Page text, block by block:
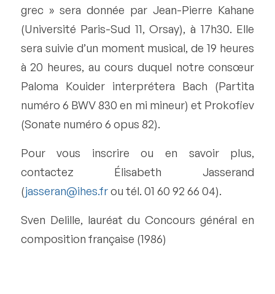
grec » sera donnée par Jean-Pierre Kahane
(Université Paris-Sud 11, Orsay), à 17h30. Elle
sera suivie d’un moment musical, de 19 heures
à 20 heures, au cours duquel notre consœur
Paloma Kouider interprétera Bach (Partita
numéro 6 BWV 830 en mi mineur) et Prokofiev
(Sonate numéro 6 opus 82).
Pour vous inscrire ou en savoir plus,
contactez Élisabeth Jasserand
(jasseran@ihes.frou tél. 01 60 92 66 04).
Sven Delille, lauréat du Concours général en
composition française (1986)